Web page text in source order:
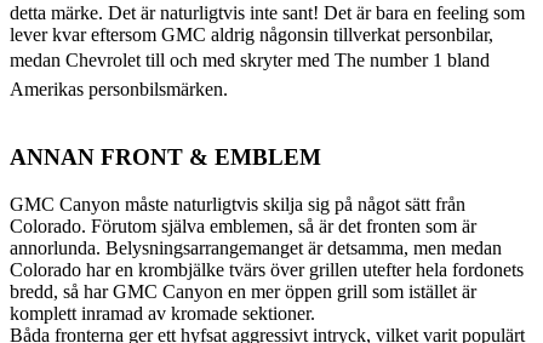
detta märke. Det är naturligtvis inte sant! Det är bara en feeling som
lever kvar eftersom GMC aldrig någonsin tillverkat personbilar,
medan Chevrolet till och med skryter med The number 1 bland
Amerikas personbilsmärken.
ANNAN FRONT & EMBLEM
GMC Canyon måste naturligtvis skilja sig på något sätt från
Colorado. Förutom själva emblemen, så är det fronten som är
annorlunda. Belysningsarrangemanget är detsamma, men medan
Colorado har en krombjälke tvärs över grillen utefter hela fordonets
bredd, så har GMC Canyon en mer öppen grill som istället är
komplett inramad av kromade sektioner.
Båda fronterna ger ett hyfsat aggressivt intryck, vilket varit populärt